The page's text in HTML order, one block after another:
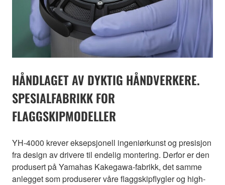
HÅNDLAGET AV DYKTIG HÅNDVERKERE.
SPESIALFABRIKK FOR
FLAGGSKIPMODELLER
YH-4000 krever eksepsjonell ingeniørkunst og presisjon
fra design av drivere til endelig montering. Derfor er den
produsert på Yamahas Kakegawa-fabrikk, det samme
anlegget som produserer våre flaggskipflygler og high-